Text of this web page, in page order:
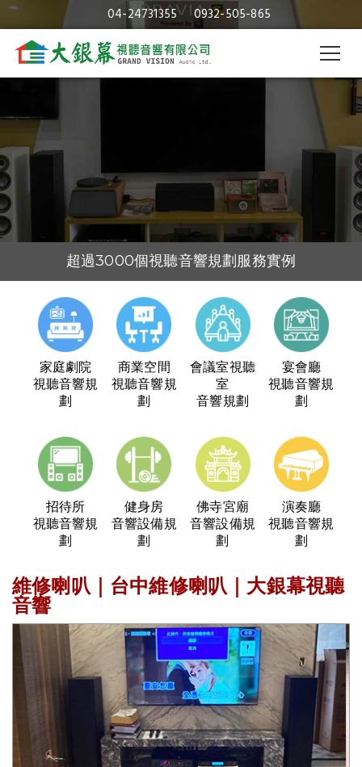
04-24731355 0932-505-865
維修喇叭｜台中維修喇叭｜大銀幕
視聽音響
超過3000個視聽音響規劃服務實例
30年的視聽音響及空間規劃經驗
視聽音響專業規劃與施工
家庭劇院
視聽音響規
劃
商業空間
視聽音響規
劃
會議室視聽
室
音響規劃
宴會廳
視聽音響規
劃
招待所
視聽音響規
劃
健身房
音響設備規
劃
佛寺宮廟
音響設備規
劃
演奏廳
視聽音響規
劃
維修喇叭｜台中維修喇叭｜大銀幕視聽
音響